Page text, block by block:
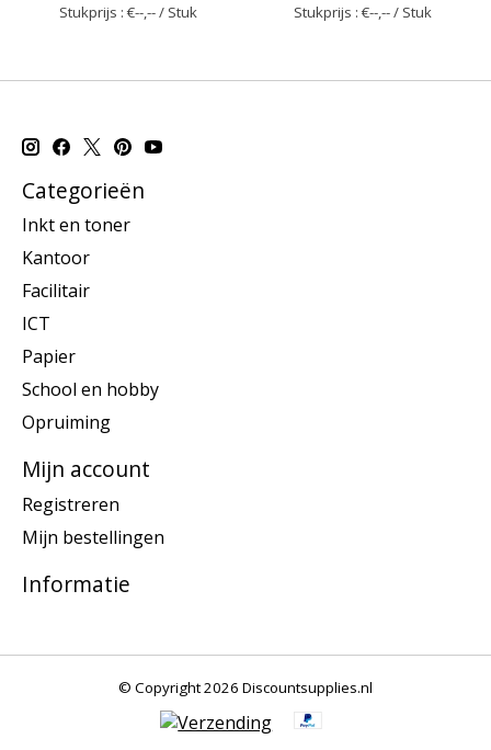
Stukprijs : €--,-- / Stuk Stukprijs : €--,-- / Stuk
Categorieën
Inkt en toner
Kantoor
Facilitair
ICT
Papier
School en hobby
Opruiming
Mijn account
Registreren
Mijn bestellingen
Informatie
© Copyright 2026 Discountsupplies.nl